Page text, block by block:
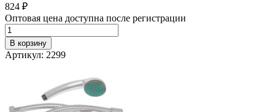
824 ₽
Оптовая цена доступна после регистрации
В корзину
Артикул: 2299